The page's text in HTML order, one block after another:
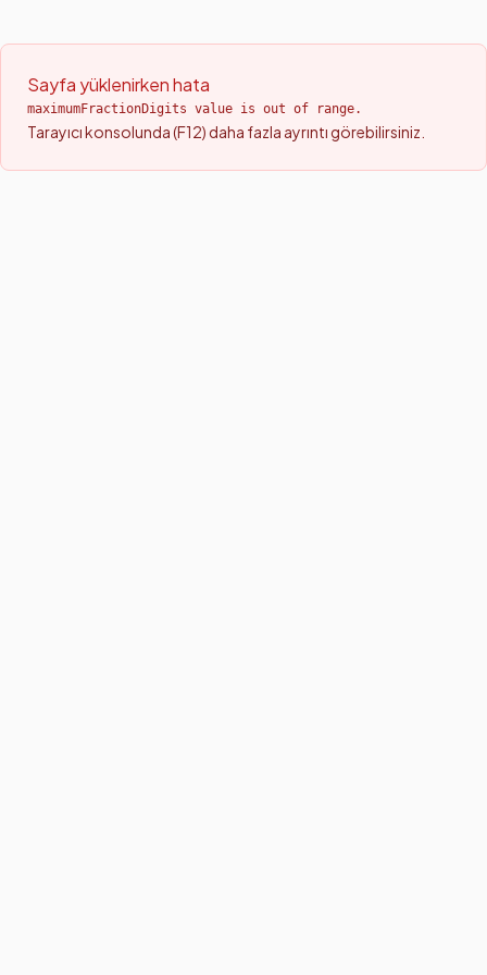
Sayfa yüklenirken hata
maximumFractionDigits value is out of range.
Tarayıcı konsolunda (F12) daha fazla ayrıntı görebilirsiniz.